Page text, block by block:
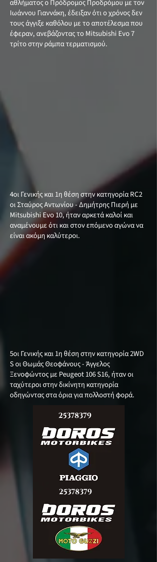
αθλήματος ο Πρόδρομος Προδρόμου με τον
Ιωάννου Γιαννάκη, έδειξαν ότι ο χρόνος δεν
τους άγγιξε καθόλου με το αποτέλεσμα που
έφεραν, ανεβάζοντας το Mitsubishi Evo 7
τρίτο στην ράμπα τερματισμού.
4οι Γενικής και 1η θέση στην κατηγορία RC2
οι Σταύρος Αντωνίου - Δημήτρης Πιερή με
Mitsubishi Evo 10, ήταν αρκετά καλοί και
αναμένουμε ότι και στον επόμενο αγώνα να
είναι ακόμη καλύτεροι.
5οι Γενικής και 1η θέση στην κατηγορία 2WD
S οι Θωμάς Θεοφάνους - Άγγελος
Ξενοφώντος με Peugeot 106 S16, ήταν οι
ταχύτεροι στην δικίνητη κατηγορία
οδηγώντας στα όρια για πολλοστή φορά.
25378379
25378379